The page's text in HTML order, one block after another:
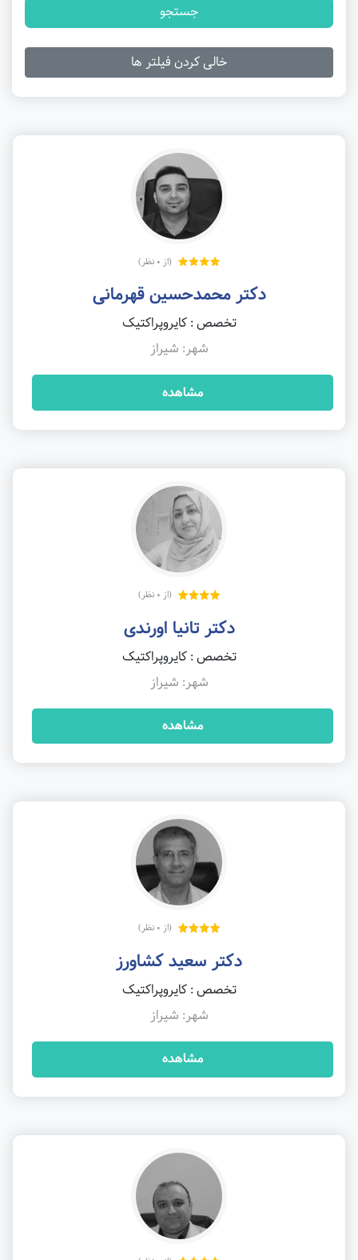
جستجو
خالی کردن فیلتر ها
(از 0 نظر)
دکتر محمدحسین قهرمانی
تخصص : کایروپراکتیک
شهر: شیراز
مشاهده
(از 0 نظر)
دکتر تانیا اورندی
تخصص : کایروپراکتیک
شهر: شیراز
مشاهده
(از 0 نظر)
دکتر سعید کشاورز
تخصص : کایروپراکتیک
شهر: شیراز
مشاهده